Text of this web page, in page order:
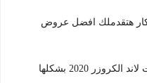
2020 مع تورست كار هتقدملك افضل عروض
برادو- مع تورست كار بتعرض سيارات لاند الكروزر 2020 بشكلها